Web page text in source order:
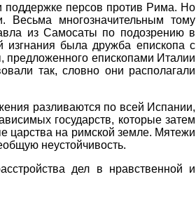
поддержке персов против Рима. Но
Весьма многозначительным тому
из Самосаты по подозрению в
изгнания была дружба епископа с
предложенного епископами Италии
так, словно они располагали
разливаются по всей Испании,
государств, которые затем
царства на римской земле. Мятежи
неустойчивость.
дел в нравственной и